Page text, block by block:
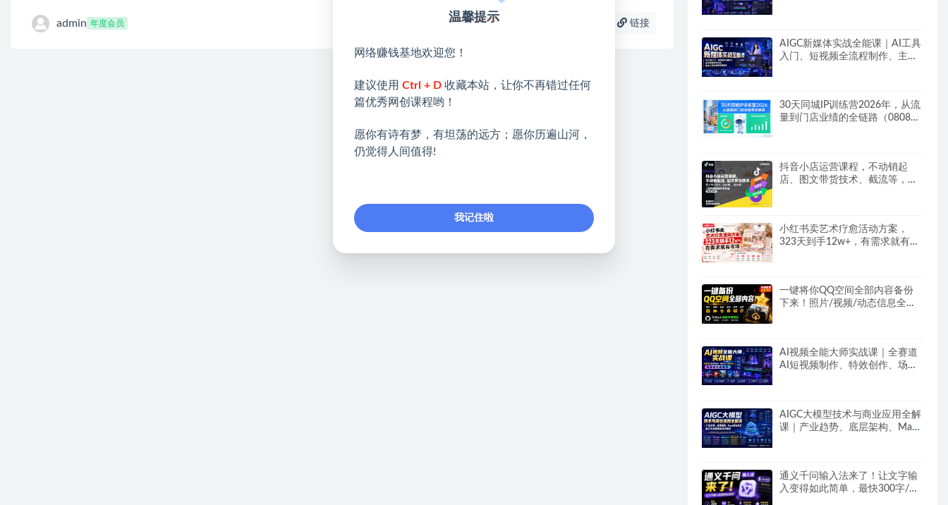
admin 年度会员 链接
AIGC新媒体实战全能课｜AI工具
入门、短视频全流程制作、主流
30天同城IP训练营2026年，从流
量到门店业绩的全链路（0808更
抖音小店运营课程，不动销起
店、图文带货技术、截流等，三
小红书卖艺术疗愈活动方案，
323天到手12w+，有需求就有市
一键将你QQ空间全部内容备份
下来！照片/视频/动态信息全存
AI视频全能大师实战课｜全赛道
AI短视频制作、特效创作、场景
AIGC大模型技术与商业应用全解
课｜产业趋势、底层架构、MaaS
通义千问输入法来了！让文字输
入变得如此简单，最快300字/
温馨提示
网络赚钱基地欢迎您！
建议使用 Ctrl + D 收藏本站，让你不再错过任何
篇优秀网创课程哟！
愿你有诗有梦，有坦荡的远方；愿你历遍山河，
仍觉得人间值得!
我记住啦